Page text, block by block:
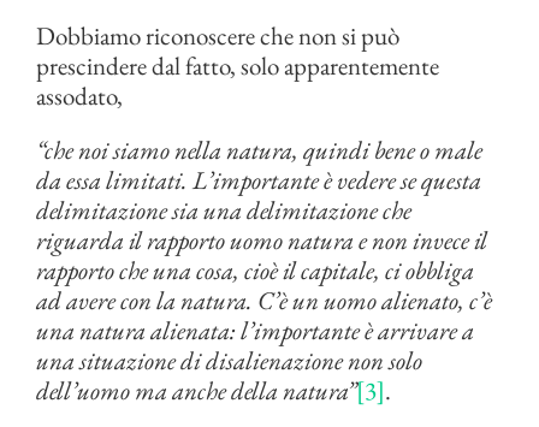
Dobbiamo riconoscere che non si può
prescindere dal fatto, solo apparentemente
assodato,
“che noi siamo nella natura, quindi bene o male
da essa limitati. L’importante è vedere se questa
delimitazione sia una delimitazione che
riguarda il rapporto uomo natura e non invece il
rapporto che una cosa, cioè il capitale, ci obbliga
ad avere con la natura. C’è un uomo alienato, c’è
una natura alienata: l’importante è arrivare a
una situazione di disalienazione non solo
dell’uomo ma anche della natura”[3].